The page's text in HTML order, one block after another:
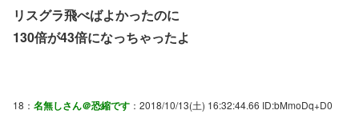
リスグラ飛べばよかったのに
130倍が43倍になっちゃったよ
18： 名無しさん＠恐縮です ：2018/10/13(土) 16:32:44.66 ID:bMmoDq+D0